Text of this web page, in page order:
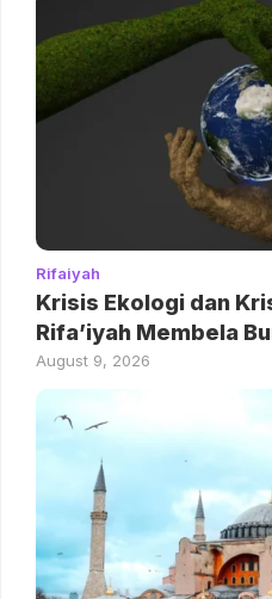
Rifaiyah
Krisis Ekologi dan
Rifa’iyah Membela
August 9, 2026